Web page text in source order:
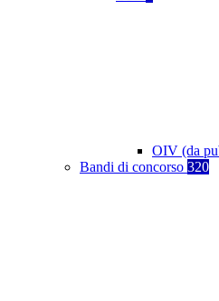
OIV (da
Bandi di concorso 320